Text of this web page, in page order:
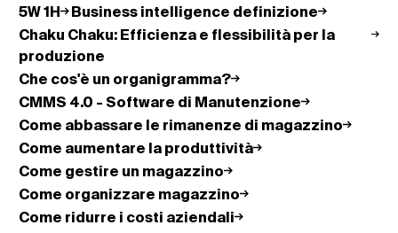
5W 1H
Business intelligence definizione
Chaku Chaku: Efficienza e flessibilità per la
produzione
Che cos'è un organigramma?
CMMS 4.0 - Software di Manutenzione
Come abbassare le rimanenze di magazzino
Come aumentare la produttività
Come gestire un magazzino
Come organizzare magazzino
Come ridurre i costi aziendali